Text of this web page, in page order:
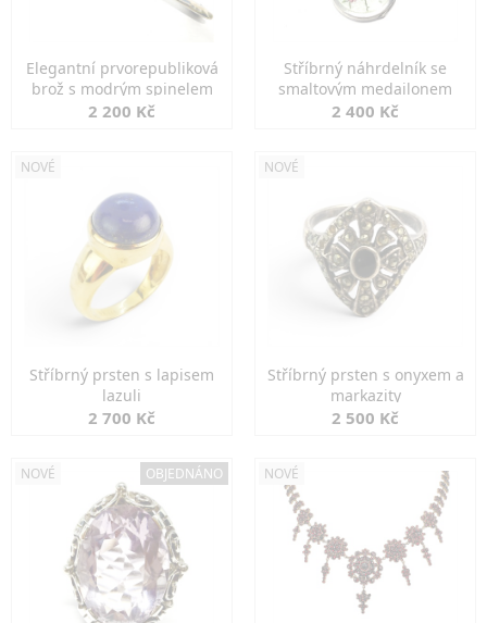
Elegantní prvorepubliková
brož s modrým spinelem
2 200 Kč
Stříbrný náhrdelník se
smaltovým medailonem
2 400 Kč
NOVÉ
Stříbrný prsten s lapisem
lazuli
2 700 Kč
NOVÉ
Stříbrný prsten s onyxem a
markazity
2 500 Kč
NOVÉ OBJEDNÁNO NOVÉ